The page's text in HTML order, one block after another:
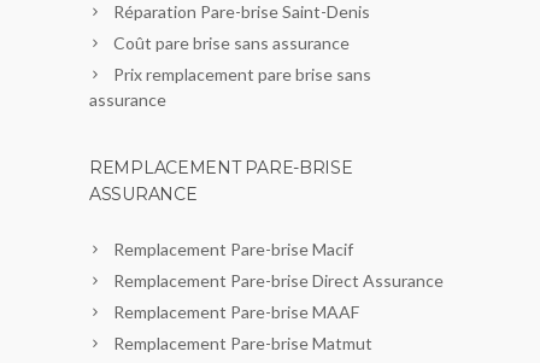
Réparation Pare-brise Saint-Denis
Coût pare brise sans assurance
Prix remplacement pare brise sans
assurance
REMPLACEMENT PARE-BRISE
ASSURANCE
Remplacement Pare-brise Macif
Remplacement Pare-brise Direct Assurance
Remplacement Pare-brise MAAF
Remplacement Pare-brise Matmut